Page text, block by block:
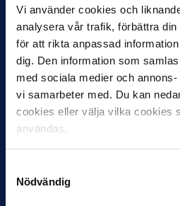
Vi använder cookies och
analysera vår trafik, förbättra
för att rikta anpassad
dig. Den information som
med sociala medier och
vi samarbeter med. Du kan
cookies eller välja vilka cookies
användas.
Nödvändig
FREDAG 24 JULI
Västerås SK-Örgryte IS
LÖRDAG 25 JULI
Degerfors IF-Djurgårdens IF
LÖRDAG 25 JULI
IF Brommapojkarna